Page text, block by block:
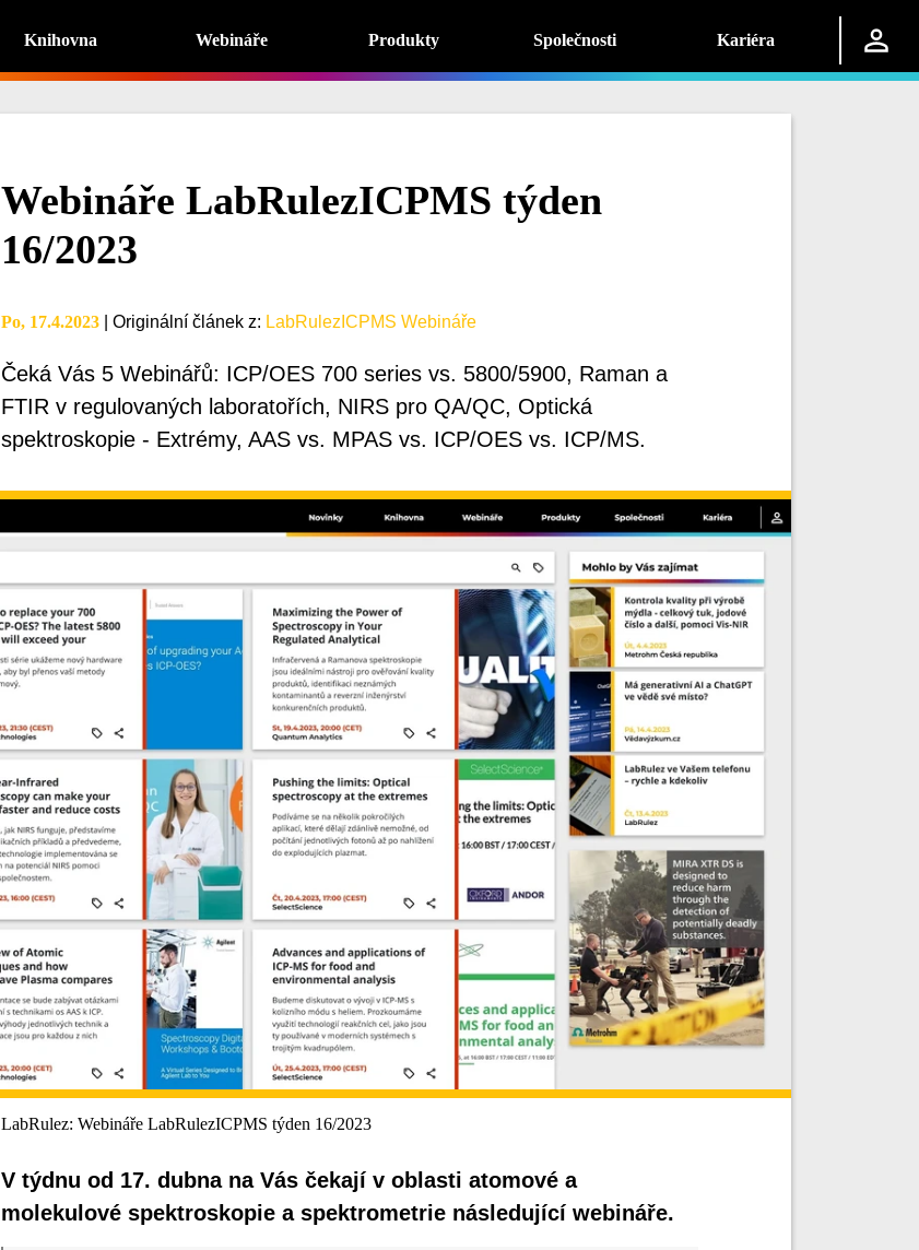
Knihovna Webináře Produkty Společnosti Kariéra
Webináře LabRulezICPMS týden
16/2023
Po, 17.4.2023 Originální článek z: LabRulezICPMS Webináře
Čeká Vás 5 Webinářů: ICP/OES 700 series vs. 5800/5900, Raman a
FTIR v regulovaných laboratořích, NIRS pro QA/QC, Optická
spektroskopie - Extrémy, AAS vs. MPAS vs. ICP/OES vs. ICP/MS.
LabRulez: Webináře LabRulezICPMS týden 16/2023
V týdnu od 17. dubna na Vás čekají v oblasti atomové a
molekulové spektroskopie a spektrometrie následující webináře.